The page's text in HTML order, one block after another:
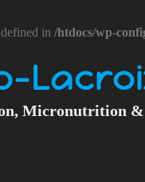
in /htdocs/wp-
Micronutrition &